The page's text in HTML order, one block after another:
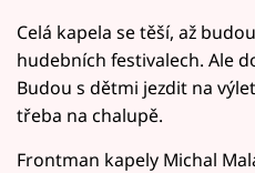
Celá kapela se těší, až
hudebních festivalech. Ale
Budou s dětmi jezdit na
třeba na chalupě.
Frontman kapely Michal